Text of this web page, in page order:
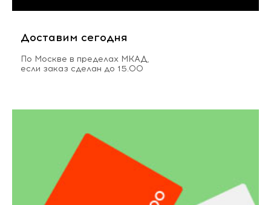
Доставим сегодня
По Москве в пределах МКАД,
если заказ сделан до 15.00